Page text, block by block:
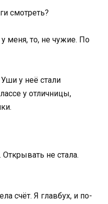
смотреть?
меня, то, не чужие. По
у неё стали
у отличницы,
не стала.
счёт. Я главбух, и по-